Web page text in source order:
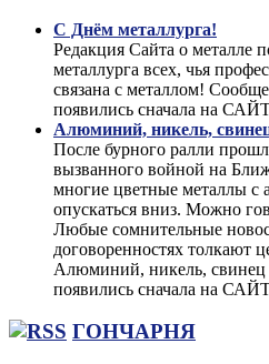
С Днём металлурга!
Редакция Сайта о металле
металлурга всех, чья
связана с металлом!
появились сначала на
Алюминий, никель,
После бурного ралли
вызванного войной на
многие цветные металлы с
опускаться вниз. Можно
Любые сомнительные
договоренностях толкают
Алюминий, никель, свинец
появились сначала на
ГОНЧАРНЯ